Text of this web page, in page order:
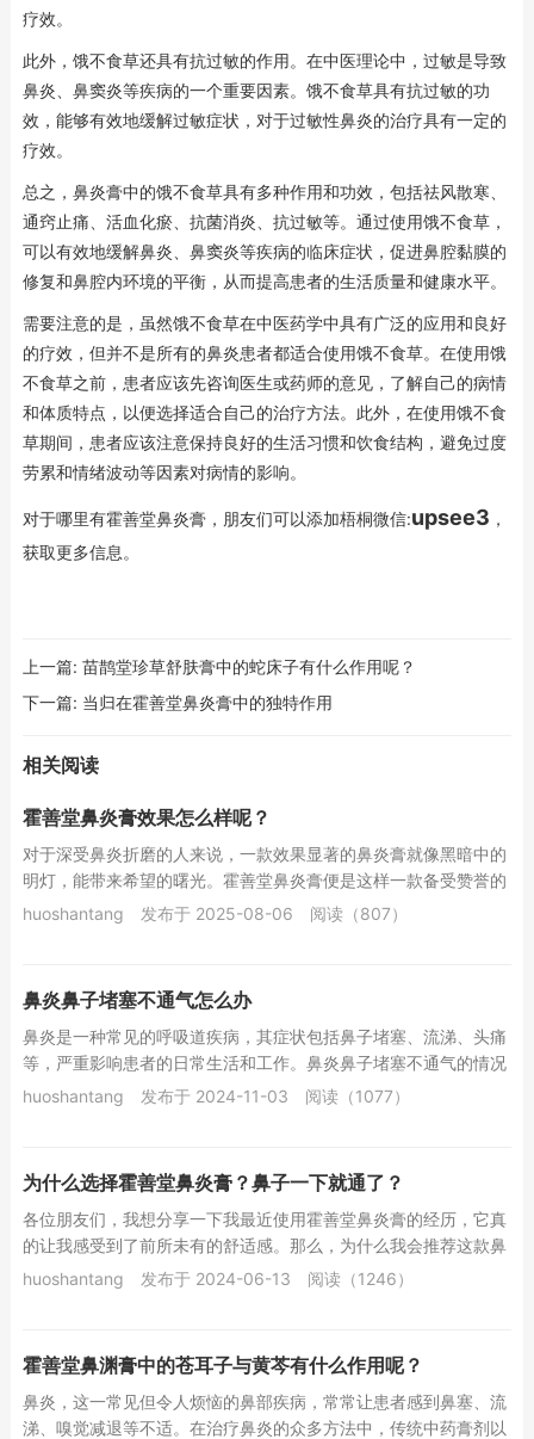
疗效。
此外，饿不食草还具有抗过敏的作用。在中医理论中，过敏是导致
鼻炎、鼻窦炎等疾病的一个重要因素。饿不食草具有抗过敏的功
效，能够有效地缓解过敏症状，对于过敏性鼻炎的治疗具有一定的
疗效。
总之，鼻炎膏中的饿不食草具有多种作用和功效，包括祛风散寒、
通窍止痛、活血化瘀、抗菌消炎、抗过敏等。通过使用饿不食草，
可以有效地缓解鼻炎、鼻窦炎等疾病的临床症状，促进鼻腔黏膜的
修复和鼻腔内环境的平衡，从而提高患者的生活质量和健康水平。
需要注意的是，虽然饿不食草在中医药学中具有广泛的应用和良好
的疗效，但并不是所有的鼻炎患者都适合使用饿不食草。在使用饿
不食草之前，患者应该先咨询医生或药师的意见，了解自己的病情
和体质特点，以便选择适合自己的治疗方法。此外，在使用饿不食
草期间，患者应该注意保持良好的生活习惯和饮食结构，避免过度
劳累和情绪波动等因素对病情的影响。
对于哪里有霍善堂鼻炎膏，朋友们可以添加梧桐微信:upsee3 ，
获取更多信息。
上一篇: 苗鹊堂珍草舒肤膏中的蛇床子有什么作用呢？
下一篇: 当归在霍善堂鼻炎膏中的独特作用
相关阅读
霍善堂鼻炎膏效果怎么样呢？
对于深受鼻炎折磨的人来说，一款效果显著的鼻炎膏就像黑暗中的
明灯，能带来希望的曙光。霍善堂鼻炎膏便是这样一款备受赞誉的
产品，其效果十分出色。霍善堂鼻炎膏，全称为霍...
huoshantang 发布于 2025-08-06 阅读（807）
鼻炎鼻子堵塞不通气怎么办
鼻炎是一种常见的呼吸道疾病，其症状包括鼻子堵塞、流涕、头痛
等，严重影响患者的日常生活和工作。鼻炎鼻子堵塞不通气的情况
更是让人难以忍受，尤其是在晚上，睡眠质量会大...
huoshantang 发布于 2024-11-03 阅读（1077）
为什么选择霍善堂鼻炎膏？鼻子一下就通了？
各位朋友们，我想分享一下我最近使用霍善堂鼻炎膏的经历，它真
的让我感受到了前所未有的舒适感。那么，为什么我会推荐这款鼻
炎膏呢？下面就来详细解答一下。首先，霍善堂鼻...
huoshantang 发布于 2024-06-13 阅读（1246）
霍善堂鼻渊膏中的苍耳子与黄芩有什么作用呢？
鼻炎，这一常见但令人烦恼的鼻部疾病，常常让患者感到鼻塞、流
涕、嗅觉减退等不适。在治疗鼻炎的众多方法中，传统中药膏剂以